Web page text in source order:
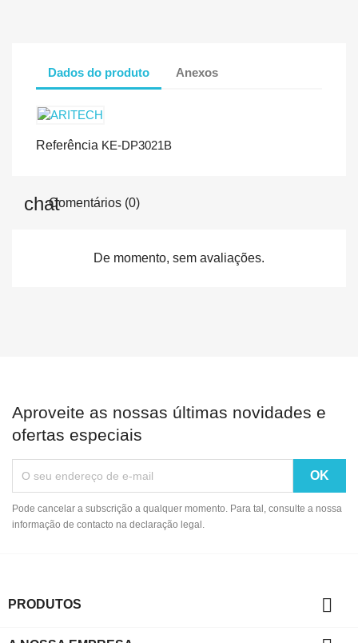
Dados do produto Anexos
Referência KE-DP3021B
Comentários (0)
De momento, sem avaliações.
Aproveite as nossas últimas novidades e
ofertas especiais
Pode cancelar a subscrição a qualquer momento. Para tal, consulte a nossa
informação de contacto na declaração legal.
PRODUTOS 